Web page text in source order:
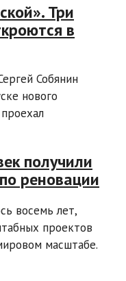
Три
в
Собянин
нового
получили
реновации
восемь лет,
проектов
масштабе.